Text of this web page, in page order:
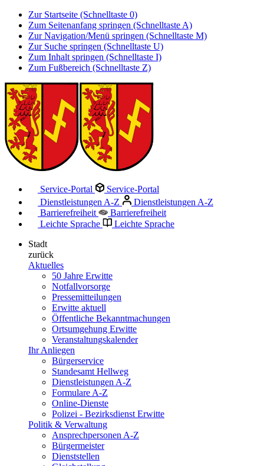
Zur Startseite (Schnelltaste 0)
Zum Seitenanfang springen (Schnelltaste A)
Zur Navigation/Menü springen (Schnelltaste M)
Zur Suche springen (Schnelltaste U)
Zum Inhalt springen (Schnelltaste I)
Zum Fußbereich (Schnelltaste Z)
Service-Portal
Service-Portal
Dienstleistungen A-Z
Dienstleistungen A-Z
Barrierefreiheit
Barrierefreiheit
Leichte Sprache
Leichte Sprache
Stadt
zurück
Aktuelles
50 Jahre Erwitte
Notfallvorsorge
Pressemitteilungen
Erwitte aktuell
Öffentliche Bekanntmachungen
Ortsumgehung Erwitte
Veranstaltungskalender
Ihr Anliegen
Bürgerservice
Standesamt Hellweg
Dienstleistungen A-Z
Formulare A-Z
Online-Dienste
Polizei - Bezirksdienst Erwitte
Politik & Verwaltung
Ansprechpersonen A-Z
Bürgermeister
Dienststellen